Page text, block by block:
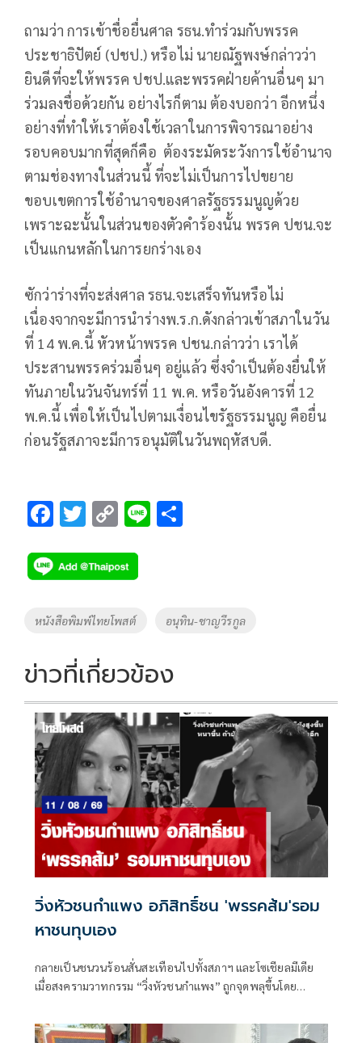
ถามว่า การเข้าชื่อยื่นศาล รธน.ทำร่วมกับพรรค
ประชาธิปัตย์ (ปชป.) หรือไม่ นายณัฐพงษ์กล่าวว่า
ยินดีที่จะให้พรรค ปชป.และพรรคฝ่ายค้านอื่นๆ มา
ร่วมลงชื่อด้วยกัน อย่างไรก็ตาม ต้องบอกว่า อีกหนึ่ง
อย่างที่ทำให้เราต้องใช้เวลาในการพิจารณาอย่าง
รอบคอบมากที่สุดก็คือ ต้องระมัดระวังการใช้อำนาจ
ตามช่องทางในส่วนนี้ ที่จะไม่เป็นการไปขยาย
ขอบเขตการใช้อำนาจของศาลรัฐธรรมนูญด้วย
เพราะฉะนั้นในส่วนของตัวคำร้องนั้น พรรค ปชน.จะ
เป็นแกนหลักในการยกร่างเอง
ซักว่าร่างที่จะส่งศาล รธน.จะเสร็จทันหรือไม่
เนื่องจากจะมีการนำร่างพ.ร.ก.ดังกล่าวเข้าสภาในวัน
ที่ 14 พ.ค.นี้ หัวหน้าพรรค ปชน.กล่าวว่า เราได้
ประสานพรรคร่วมอื่นๆ อยู่แล้ว ซึ่งจำเป็นต้องยื่นให้
ทันภายในวันจันทร์ที่ 11 พ.ค. หรือวันอังคารที่ 12
พ.ค.นี้ เพื่อให้เป็นไปตามเงื่อนไขรัฐธรรมนูญ คือยื่น
ก่อนรัฐสภาจะมีการอนุมัติในวันพฤหัสบดี.
F
e
b
o
k
T
tt
er
C
p
y
Li
k
Li
Tags
หนังสือพิมพ์ไทยโพสต์ อนุทิน-ชาญวีรกูล
ข่าวที่เกี่ยวข้อง
วิ่งหัวชนกำแพง อภิสิทธิ์ชน 'พรรคส้ม'รอม
หาชนทุบเอง
กลายเป็นชนวนร้อนสั่นสะเทือนไปทั้งสภาฯ และโซเชียลมีเดีย
เมื่อสงครามวาทกรรม “วิ่งหัวชนกำแพง” ถูกจุดพลุขึ้นโดย
แห่งค่าย พรรคส้ม ที่ออกมาเปิดใจสะท้อนสภาวะถดถอยและ